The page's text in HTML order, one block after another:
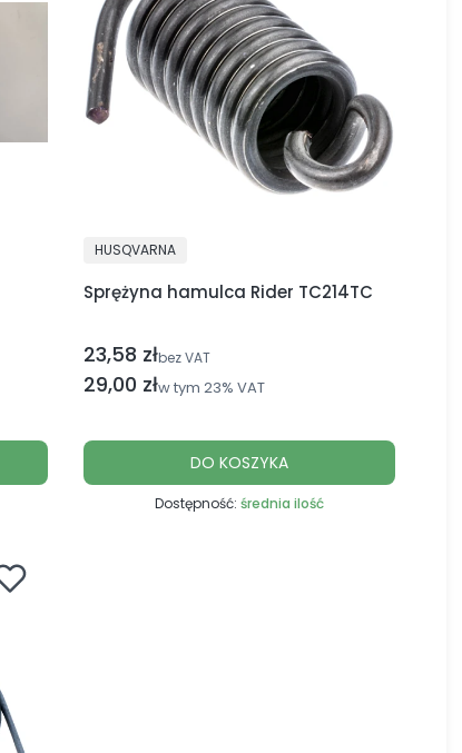
Sprężyna hamulca Rider TC214TC
PRODUCENT
HUSQVARNA
Cena brutto
29,00 złw tym 23% VAT
Cena netto
23,58 złbez VAT
DO KOSZYKA
Dostępność: średnia ilość